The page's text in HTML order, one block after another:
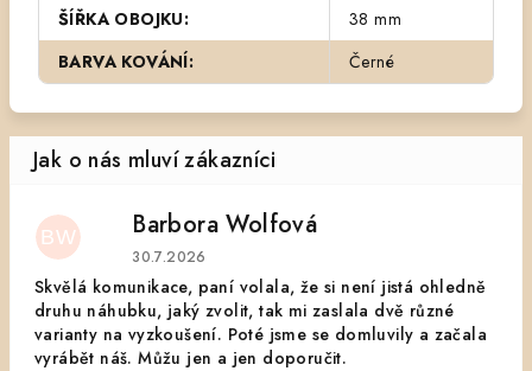
ŠÍŘKA OBOJKU:
38 mm
BARVA KOVÁNÍ: Černé
BW Barbora Wolfová
Hodnocení obchodu je 5 z 5 hvězdiček.
30.7.2026
Skvělá komunikace, paní volala, že si není jistá ohledně
druhu náhubku, jaký zvolit, tak mi zaslala dvě různé
varianty na vyzkoušení. Poté jsme se domluvily a začala
vyrábět náš. Můžu jen a jen doporučit.